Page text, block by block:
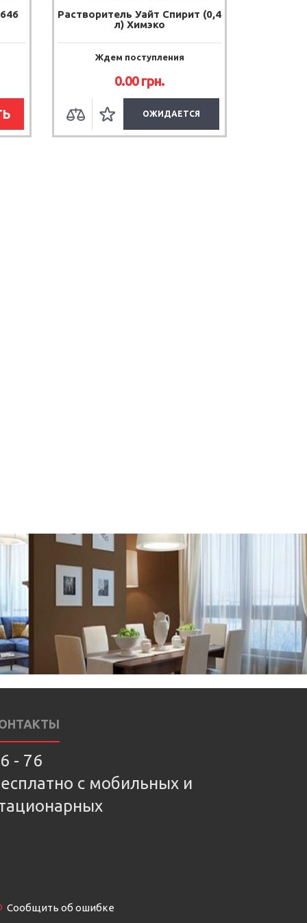
Растворитель Уайт Спирит (0,4
л) Химэко
Ждем поступления
0.00грн.
ОЖИДАЕТСЯ
- 76
с мобильных и
Сообщить об ошибке